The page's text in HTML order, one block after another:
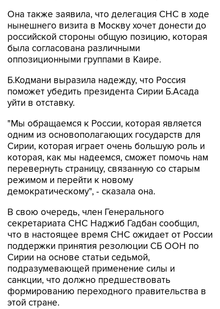
Она также заявила, что делегация СНС в ходе
нынешнего визита в Москву хочет донести до
российской стороны общую позицию, которая
была согласована различными
оппозиционными группами в Каире.
Б.Кодмани выразила надежду, что Россия
поможет убедить президента Сирии Б.Асада
уйти в отставку.
"Мы обращаемся к России, которая является
одним из основополагающих государств для
Сирии, которая играет очень большую роль и
которая, как мы надеемся, сможет помочь нам
перевернуть страницу, связанную со старым
режимом и перейти к новому
демократическому", - сказала она.
В свою очередь, член Генерального
секретариата СНС Наджиб Гадбан сообщил,
что в настоящее время СНС ожидает от России
поддержки принятия резолюции СБ ООН по
Сирии на основе статьи седьмой,
подразумевающей применение силы и
санкции, что должно предшествовать
формированию переходного правительства в
этой стране.